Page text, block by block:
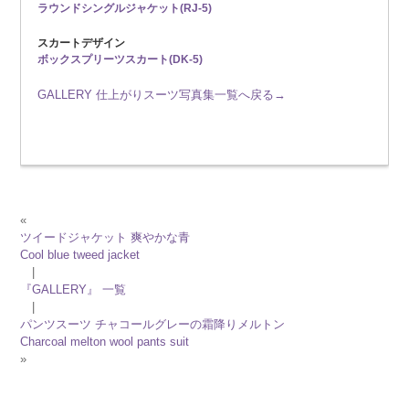
ラウンドシングルジャケット(RJ-5)
スカートデザイン
ボックスプリーツスカート(DK-5)
GALLERY 仕上がりスーツ写真集一覧へ戻る→
«
ツイードジャケット 爽やかな青
Cool blue tweed jacket
『GALLERY』 一覧
パンツスーツ チャコールグレーの霜降りメルトン
Charcoal melton wool pants suit
»